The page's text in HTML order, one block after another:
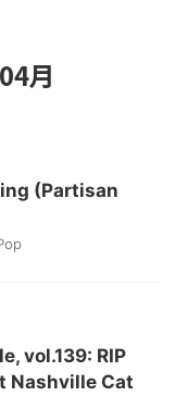
月
(Partisan
vol.139: RIP
Nashville Cat